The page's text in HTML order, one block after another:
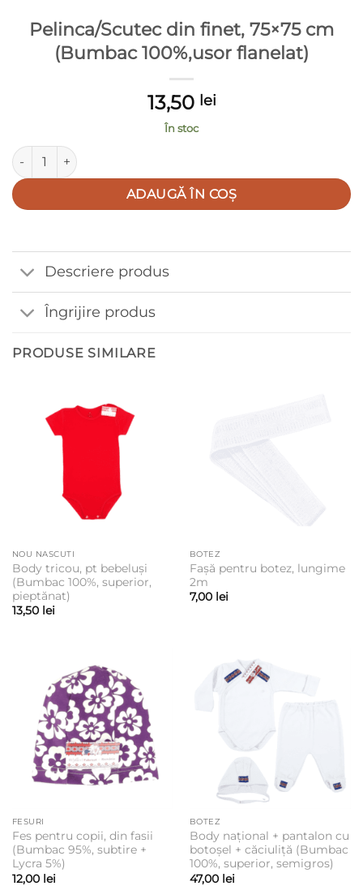
Pelinca/Scutec din finet, 75×75 cm
(Bumbac 100%,usor flanelat)
13,50 lei
În stoc
Cantitate Pelinca/Scutec din finet, 75x75 cm (Bumbac
ADAUGĂ ÎN COȘ
Descriere produs
Îngrijire produs
PRODUSE SIMILARE
NOU NASCUTI
Body tricou, pt bebeluși
(Bumbac 100%, superior,
pieptănat)
13,50 lei
BOTEZ
Fașă pentru botez, lungime
2m
7,00 lei
FESURI
Fes pentru copii, din fasii
(Bumbac 95%, subtire +
Lycra 5%)
12,00 lei
BOTEZ
Body național + pantalon cu
botoșel + căciuliță (Bumbac
100%, superior, semigros)
47,00 lei